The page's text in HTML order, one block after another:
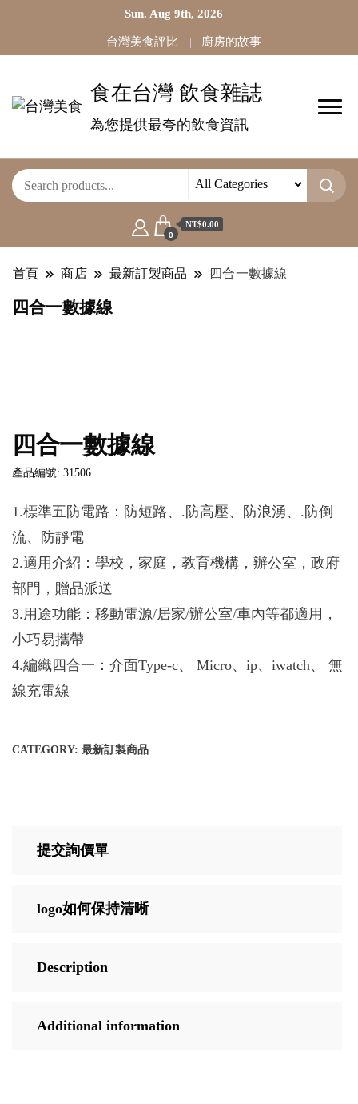
Sun. Aug 9th, 2026
台灣美食評比 廚房的故事
食在台灣 飲食雜誌
為您提供最夸的飲食資訊
0
NT$0.00
首頁 商店 最新訂製商品 四合一數據線
四合一數據線
四合一數據線
產品編號: 31506
1.標準五防電路：防短路、.防高壓、防浪湧、.防倒
流、防靜電
2.適用介紹：學校，家庭，教育機構，辦公室，政府
部門，贈品派送
3.用途功能：移動電源/居家/辦公室/車內等都適用，
小巧易攜帶
4.編織四合一：介面Type-c、 Micro、ip、iwatch、 無
線充電線
CATEGORY: 最新訂製商品
提交詢價單
logo如何保持清晰
Description
Additional information